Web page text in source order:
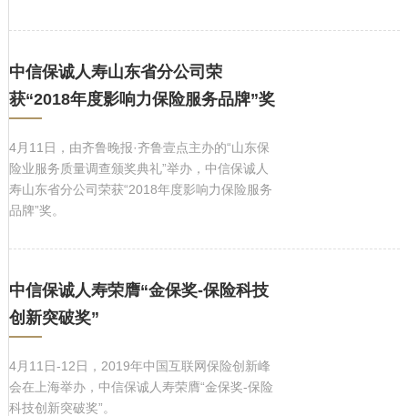
中信保诚人寿山东省分公司荣
获“2018年度影响力保险服务品牌”奖
4月11日，由齐鲁晚报·齐鲁壹点主办的“山东保
险业服务质量调查颁奖典礼”举办，中信保诚人
寿山东省分公司荣获“2018年度影响力保险服务
品牌”奖。
中信保诚人寿荣膺“金保奖-保险科技
创新突破奖”
4月11日-12日，2019年中国互联网保险创新峰
会在上海举办，中信保诚人寿荣膺“金保奖-保险
科技创新突破奖”。